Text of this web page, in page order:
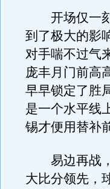
开场仅一刻
到了极大的影
对手喘不过气
庞丰月门前高
早早锁定了胜
是一个水平线
锡才便用替补
易边再战，
大比分领先，